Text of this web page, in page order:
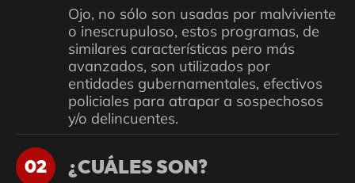
Ojo, no sólo son usadas por malviviente
o inescrupuloso, estos programas, de
similares características pero más
avanzados, son utilizados por
entidades gubernamentales, efectivos
policiales para atrapar a sospechosos
y/o delincuentes.
02 ¿CUÁLES SON?